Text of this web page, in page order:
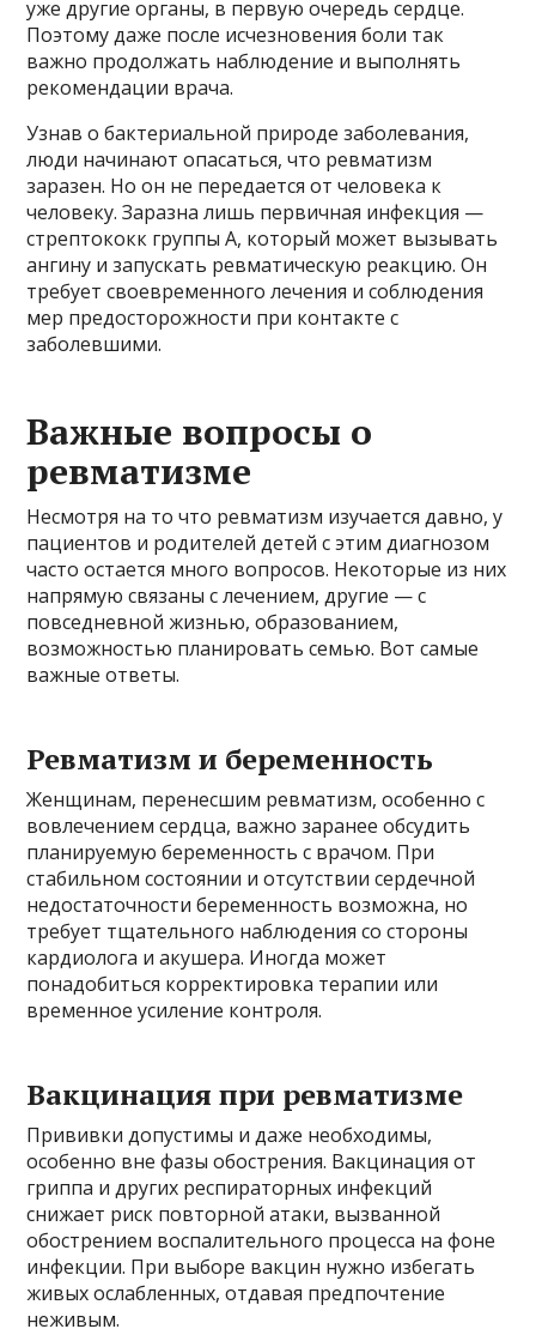
уже другие органы, в первую очередь сердце.
Поэтому даже после исчезновения боли так
важно продолжать наблюдение и выполнять
рекомендации врача.
Узнав о бактериальной природе заболевания,
люди начинают опасаться, что ревматизм
заразен. Но он не передается от человека к
человеку. Заразна лишь первичная инфекция —
стрептококк группы А, который может вызывать
ангину и запускать ревматическую реакцию. Он
требует своевременного лечения и соблюдения
мер предосторожности при контакте с
заболевшими.
Важные вопросы о
ревматизме
Несмотря на то что ревматизм изучается давно, у
пациентов и родителей детей с этим диагнозом
часто остается много вопросов. Некоторые из них
напрямую связаны с лечением, другие — с
повседневной жизнью, образованием,
возможностью планировать семью. Вот самые
важные ответы.
Ревматизм и беременность
Женщинам, перенесшим ревматизм, особенно с
вовлечением сердца, важно заранее обсудить
планируемую беременность с врачом. При
стабильном состоянии и отсутствии сердечной
недостаточности беременность возможна, но
требует тщательного наблюдения со стороны
кардиолога и акушера. Иногда может
понадобиться корректировка терапии или
временное усиление контроля.
Вакцинация при ревматизме
Прививки допустимы и даже необходимы,
особенно вне фазы обострения. Вакцинация от
гриппа и других респираторных инфекций
снижает риск повторной атаки, вызванной
обострением воспалительного процесса на фоне
инфекции. При выборе вакцин нужно избегать
живых ослабленных, отдавая предпочтение
неживым.